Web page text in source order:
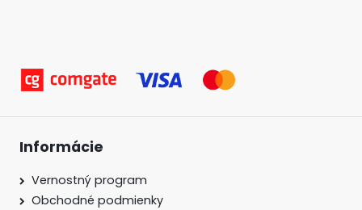
Informácie
Vernostný program
Obchodné podmienky